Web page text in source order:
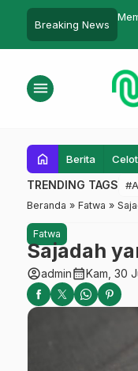
Breaking News
menu
home Berita
TRENDING TAGS
Beranda » Fatwa »
Fatwa
Sajadah
account_circleadmincalendar_monthKam, 30